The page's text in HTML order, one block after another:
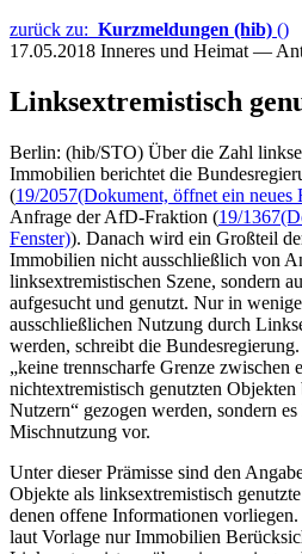
zurück zu: Kurzmeldungen (hib) ()
17.05.2018 Inneres und Heimat —
Linksextremistisch
Berlin: (hib/STO) Über die Zahl
Immobilien berichtet die
(19/2057(Dokument, öffnet ein neues
Anfrage der AfD-Fraktion (19/1367
Fenster)). Danach wird ein Großteil
Immobilien nicht ausschließlich von
linksextremistischen Szene, sondern
aufgesucht und genutzt. Nur in
ausschließlichen Nutzung durch
werden, schreibt die
„keine trennscharfe Grenze zwischen
nichtextremistisch genutzten Objekten
Nutzern“ gezogen werden, sondern
Mischnutzung vor.
Unter dieser Prämisse sind den
Objekte als linksextremistisch
denen offene Informationen
laut Vorlage nur Immobilien